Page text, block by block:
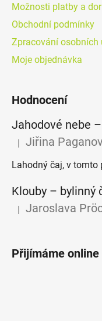
Možnosti platby a
Obchodní podmínky
Zpracování osobních
Moje objednávka
Hodnocení
Jahodové nebe
Hodnocení produktu
Jiřina
Lahodný čaj, v tomto
Klouby –⁠⁠⁠⁠⁠ bylinný
Hodnocení produktu
Jaroslava
Přijímáme